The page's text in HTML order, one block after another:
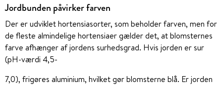
Jordbunden påvirker farven
Der er udviklet hortensiasorter, som beholder farven, men for
de fleste almindelige hortensiaer gælder det, at blomsternes
farve afhænger af jordens surhedsgrad. Hvis jorden er sur
(pH-værdi 4,5-
7,0), frigøres aluminium, hvilket gør blomsterne blå. Er jorden